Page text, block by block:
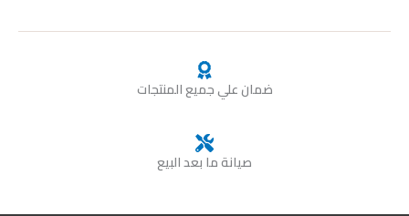
ضمان علي جميع المنتجات
صيانة ما بعد البيع